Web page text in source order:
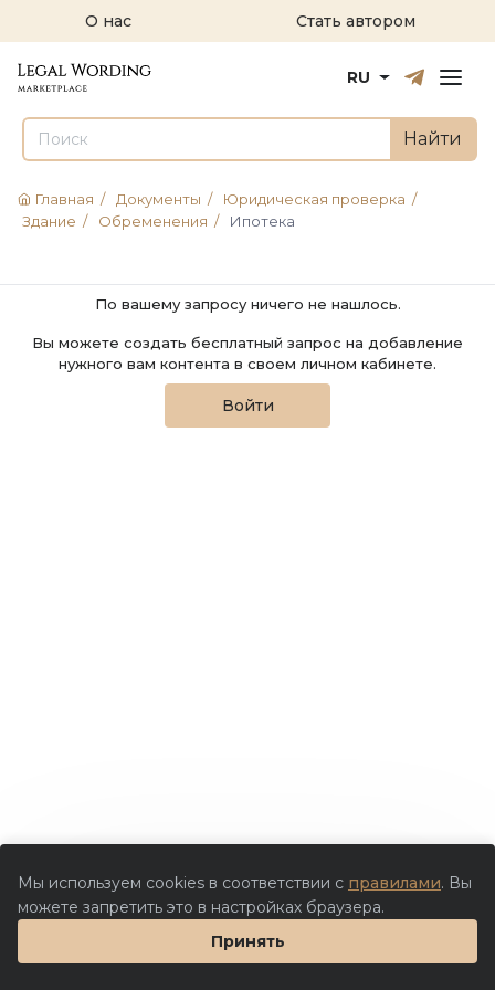
О нас Стать автором
РусскийEnglish
RU
Найти
Главная / Документы / Юридическая проверка /
Здание / Обременения / Ипотека
По вашему запросу ничего не нашлось.
Вы можете создать бесплатный запрос на добавление
нужного вам контента в своем личном кабинете.
Войти
Мы используем cookies в соответствии с правилами. Вы
можете запретить это в настройках браузера.
Принять